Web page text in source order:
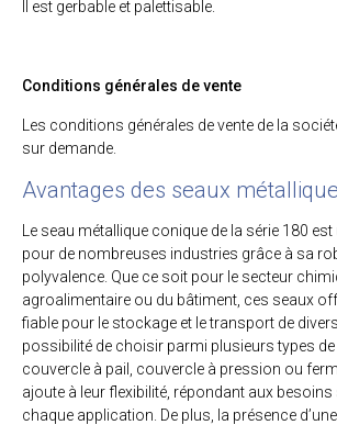
Il est gerbable et palettisable.
Conditions générales de vente
Les conditions générales de vente de la
sur demande.
Avantages des seaux
Le seau métallique conique de la série 180
pour de nombreuses industries grâce à sa
polyvalence. Que ce soit pour le secteur
agroalimentaire ou du bâtiment, ces seaux
fiable pour le stockage et le transport de
possibilité de choisir parmi plusieurs types
couvercle à pail, couvercle à pression ou
ajoute à leur flexibilité, répondant aux
chaque application. De plus, la présence